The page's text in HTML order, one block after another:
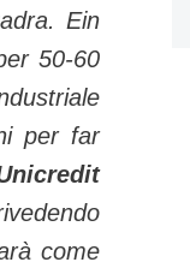
Ein
50-60
per far
come